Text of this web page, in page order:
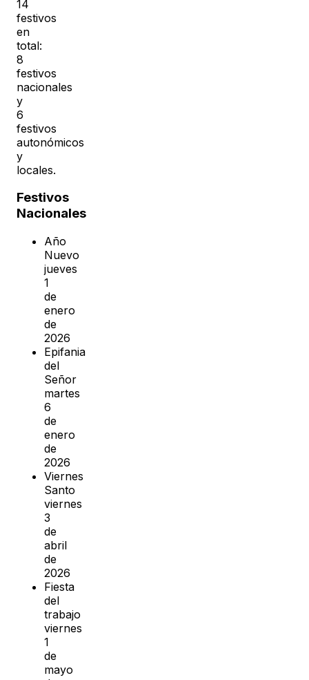
14
festivos
en
total:
8
festivos
nacionales
y
6
festivos
autonómicos
y
locales.
Festivos
Nacionales
Año
Nuevo
jueves
1
de
enero
de
2026
Epifania
del
Señor
martes
6
de
enero
de
2026
Viernes
Santo
viernes
3
de
abril
de
2026
Fiesta
del
trabajo
viernes
1
de
mayo